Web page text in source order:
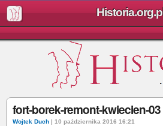
Historia.org.pl
fort-borek-remont-kwiecien-03
Wojtek Duch | 10 października 2016 16:21